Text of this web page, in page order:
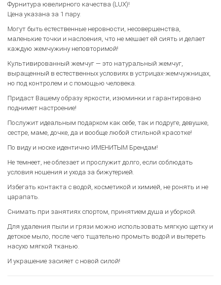
Фурнитура ювелирного качества (LUX)!
Цена указана за 1 пару.
Могут быть естественные неровности, несовершенства,
маленькие точки и наслоения, что не мешает ей сиять и делает
каждую жемчужину неповторимой!
Культивированный жемчуг — это натуральный жемчуг,
выращенный в естественных условиях в устрицах-жемчужницах,
но под контролем и с помощью человека.
Придаст Вашему образу яркости, изюминки и гарантировано
поднимет настроение!
Послужит идеальным подарком как себе, так и подруге, девушке,
сестре, маме, дочке, да и вообще любой стильной красотке!
По виду и носке идентично ИМЕНИТЫМ Брендам!
Не темнеет, не облезает и прослужит долго, если соблюдать
условия ношения и ухода за бижутерией.
Избегать контакта с водой, косметикой и химией, не ронять и не
царапать.
Снимать при занятиях спортом, принятием душа и уборкой.
Для удаления пыли и грязи можно использовать мягкую щетку и
детское мыло, после чего тщательно промыть водой и вытереть
насухо мягкой тканью.
И украшение засияет с новой силой!